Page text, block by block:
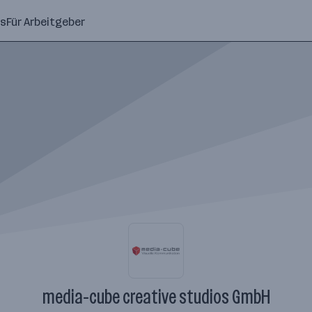
Für Arbeitgeber
media-cube creative studios GmbH